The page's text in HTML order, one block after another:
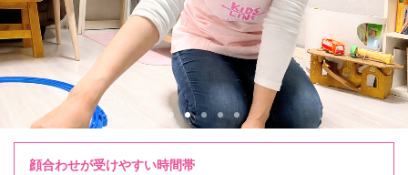
顔合わせが受けやすい時間帯